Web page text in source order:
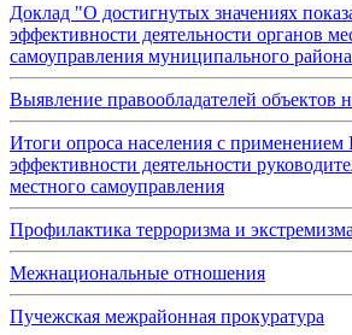
Доклад "О достигнутых значениях
эффективности деятельности органов
самоуправления муниципального
Выявление правообладателей объектов
Итоги опроса населения с применением
эффективности деятельности
местного самоуправления
Профилактика терроризма и экстремизма
Межнациональные отношения
Пучежская межрайонная прокуратура